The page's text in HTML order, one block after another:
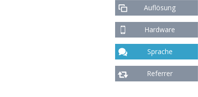
Auflösung
Hardware
Sprache
Referrer